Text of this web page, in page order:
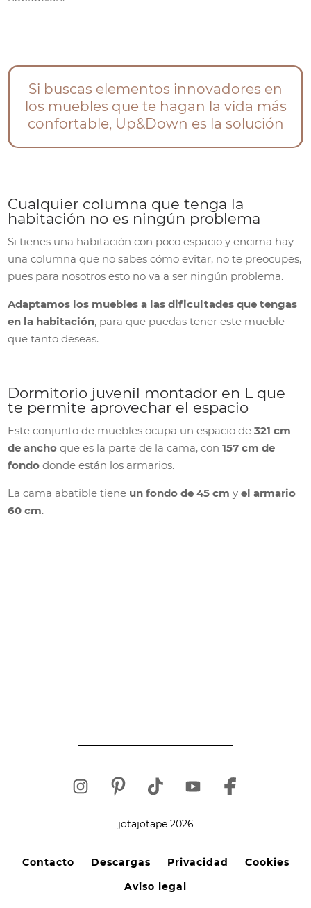
Si buscas elementos innovadores en
los muebles que te hagan la vida más
confortable, Up&Down es la solución
Cualquier columna que tenga la
habitación no es ningún problema
Si tienes una habitación con poco espacio y encima hay
una columna que no sabes cómo evitar, no te preocupes,
pues para nosotros esto no va a ser ningún problema.
Adaptamos los muebles a las dificultades que tengas
en la habitación, para que puedas tener este mueble
que tanto deseas.
Dormitorio juvenil montador en L que
te permite aprovechar el espacio
Este conjunto de muebles ocupa un espacio de321 cm
de ancho que es la parte de la cama, con157 cm de
fondo donde están los armarios.
La cama abatible tiene un fondo de 45 cm yel armario
60 cm.
jotajotape 2026
Contacto Descargas Privacidad
Cookies
Aviso legal